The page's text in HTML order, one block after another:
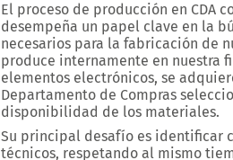
El proceso de producción en CDA
desempeña un papel clave en la
necesarios para la fabricación de
produce internamente en nuestra
elementos electrónicos, se
Departamento de Compras
disponibilidad de los materiales.
Su principal desafío es identificar
técnicos, respetando al mismo